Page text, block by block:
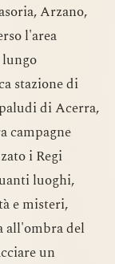
Arzano,
l'area
stazione di
di Acerra,
campagne
i Regi
luoghi,
e misteri,
all'ombra del
un